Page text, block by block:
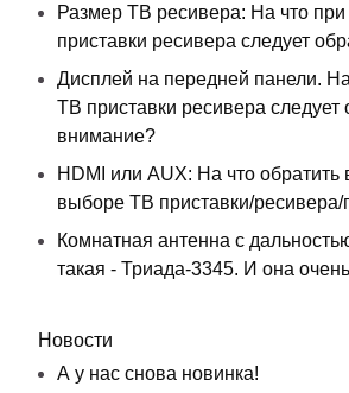
Размер ТВ ресивера: На что
приставки ресивера следует
Дисплей на передней панели.
ТВ приставки ресивера следует
внимание?
HDMI или AUX: На что обратить
выборе ТВ приставки/ресивера/
Комнатная антенна с
такая - Триада-3345. И она
Новости
А у нас снова новинка!